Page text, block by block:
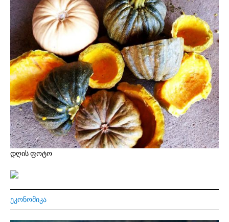
დღის ფოტო
ᲔᲙᲝᲜᲝᲛᲘᲙᲐ